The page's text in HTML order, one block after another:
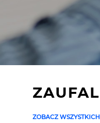
ZOBACZ WSZYSTKICH